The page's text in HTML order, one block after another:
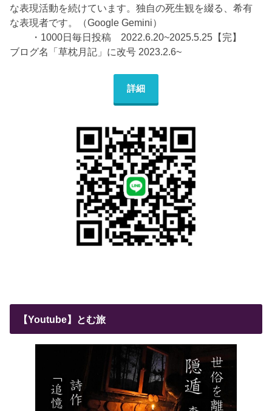
な表現活動を続けています。独自の死生観を綴る、希有
な表現者です。（Google Gemini）
・1000日毎日投稿 2022.6.20~2025.5.25【完】
ブログ名「草枕月記」に改号 2023.2.6~
詳細
【Youtube】とむ旅